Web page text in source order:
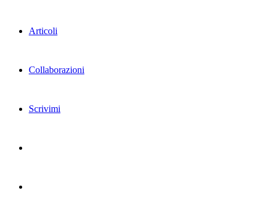
Articoli
Collaborazioni
Scrivimi